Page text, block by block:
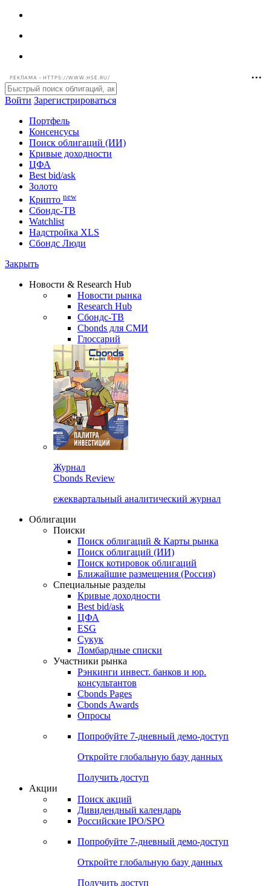
РЕКЛАМА • HTTPS://WWW.HSE.RU/
Войти Зарегистрироваться
Портфель
Консенсусы
Поиск облигаций (ИИ)
Кривые доходности
ЦФА
Best bid/ask
Золото
Крипто new
Сбондс-ТВ
Watchlist
Надстройка XLS
Сбондс Люди
Закрыть
Новости & Research Hub
Новости рынка
Research Hub
Сбондс-ТВ
Cbonds для СМИ
Глоссарий
Журнал
Cbonds Review
ежеквартальный аналитический журнал
Облигации
Поиски
Поиск облигаций & Карты рынка
Поиск облигаций (ИИ)
Поиск котировок облигаций
Ближайшие размещения (Россия)
Специальные разделы
Кривые доходности
Best bid/ask
ЦФА
ESG
Сукук
Ломбардные списки
Участники рынка
Рэнкинги инвест. банков и юр.
консультантов
Cbonds Pages
Cbonds Awards
Опросы
Попробуйте 7-дневный демо-доступ
Откройте глобальную базу данных
Получить доступ
Акции
Поиск акций
Дивидендный календарь
Российские IPO/SPO
Попробуйте 7-дневный демо-доступ
Откройте глобальную базу данных
Получить доступ